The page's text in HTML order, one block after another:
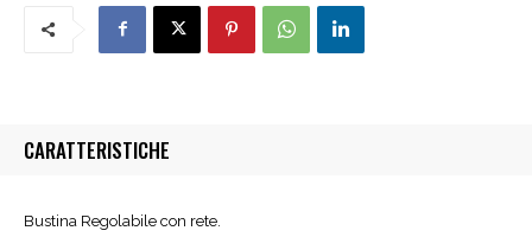
CARATTERISTICHE
Bustina Regolabile con rete.